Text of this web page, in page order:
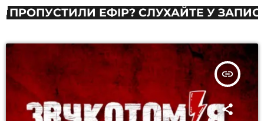
ПРОПУСТИЛИ ЕФІР? СЛУХАЙТЕ У ЗАПИСІ
insert_link